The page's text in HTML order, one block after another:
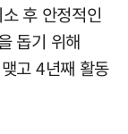
후 안정적인
돕기 위해
고 4년째 활동